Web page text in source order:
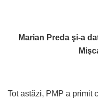
Marian Preda şi-a
Tot astăzi, PMP a primit